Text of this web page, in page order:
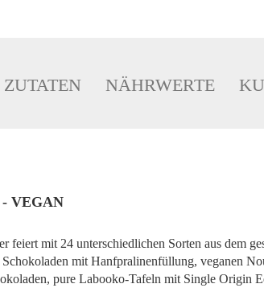
ZUTATEN NÄHRWERTE
- VEGAN
feiert mit 24 unterschiedlichen Sorten aus dem
mit Hanfpralinenfüllung, veganen
pure Labooko-Tafeln mit Single Origin